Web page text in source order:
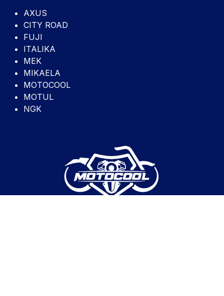
AXUS
CITY ROAD
FUJI
ITALIKA
MEK
MIKAELA
MOTOCOOL
MOTUL
NGK